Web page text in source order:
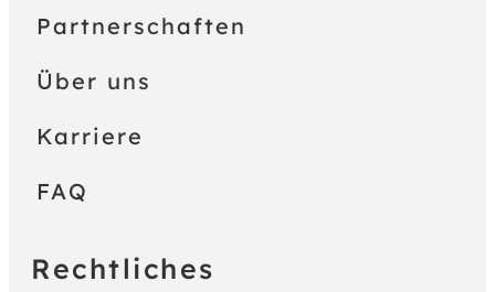
Partnerschaften
Über uns
Karriere
FAQ
Rechtliches